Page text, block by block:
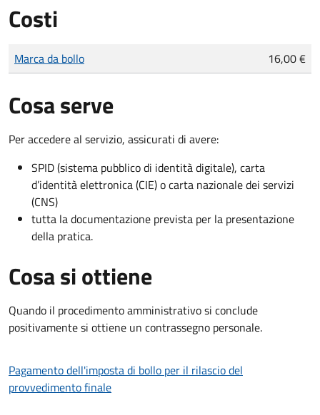
Costi
Tipo di pagamento
Importo
Marca da bollo 16,00 €
Cosa serve
Per accedere al servizio, assicurati di avere:
SPID (sistema pubblico di identità digitale), carta
d’identità elettronica (CIE) o carta nazionale dei servizi
(CNS)
tutta la documentazione prevista per la presentazione
della pratica.
Cosa si ottiene
Quando il procedimento amministrativo si conclude
positivamente si ottiene un contrassegno personale.
Pagamento dell'imposta di bollo per il rilascio del
provvedimento finale